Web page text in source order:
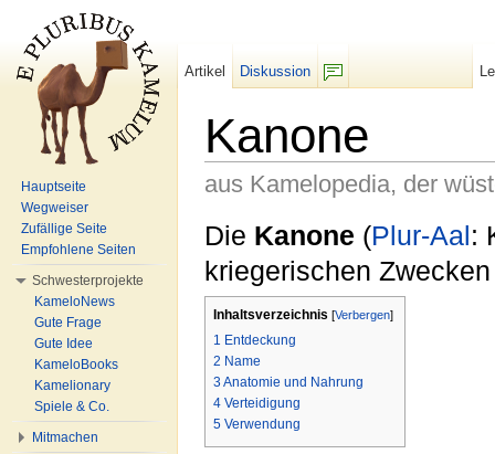
Kanone
aus Kamelopedia, der
Die Kanone (Plur-Aal:
kriegerischen
Inhaltsverzeichnis [Verbergen]
1 Entdeckung
2 Name
3Anatomie und Nahrung
4 Verteidigung
5 Verwendung
Artikel
Diskussion
Hauptseite
Wegweiser
Zufällige Seite
Empfohlene Seiten
Schwesterprojekte
KameloNews
Gute Frage
Gute Idee
KameloBooks
Kamelionary
Spiele & Co.
Mitmachen